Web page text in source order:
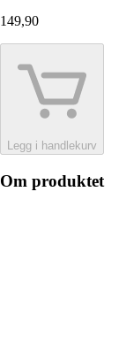
149,90
Legg i handlekurv
Om produktet